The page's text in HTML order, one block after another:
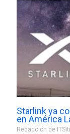
Starlink ya
en América
Redacción de